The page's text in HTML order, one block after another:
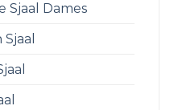
Sjaal Dames